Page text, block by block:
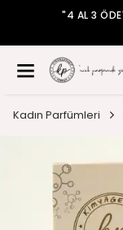
HER YERİNE
Kadın Parfümleri